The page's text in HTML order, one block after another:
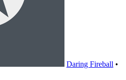
Daring Fireball •